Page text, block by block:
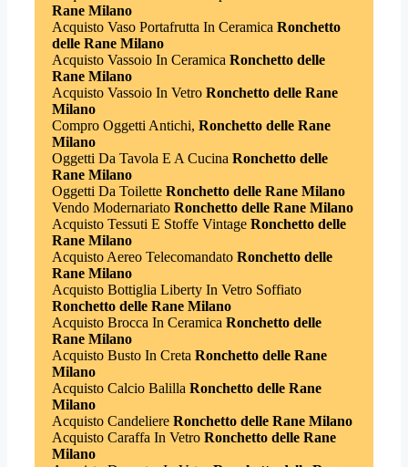
Rane Milano
Acquisto Vaso Portafrutta In Ceramica Ronchetto
delle Rane Milano
Acquisto Vassoio In Ceramica Ronchetto delle
Rane Milano
Acquisto Vassoio In VetroRonchetto delle Rane
Milano
Compro Oggetti Antichi, Ronchetto delle Rane
Milano
Oggetti Da Tavola E A Cucina Ronchetto delle
Rane Milano
Oggetti Da ToiletteRonchetto delle Rane Milano
Vendo ModernariatoRonchetto delle Rane Milano
Acquisto Tessuti E Stoffe VintageRonchetto delle
Rane Milano
Acquisto Aereo TelecomandatoRonchetto delle
Rane Milano
Acquisto Bottiglia Liberty In Vetro Soffiato
Ronchetto delle Rane Milano
Acquisto Brocca In Ceramica Ronchetto delle
Rane Milano
Acquisto Busto In Creta Ronchetto delle Rane
Milano
Acquisto Calcio Balilla Ronchetto delle Rane
Milano
Acquisto CandeliereRonchetto delle Rane Milano
Acquisto Caraffa In VetroRonchetto delle Rane
Milano